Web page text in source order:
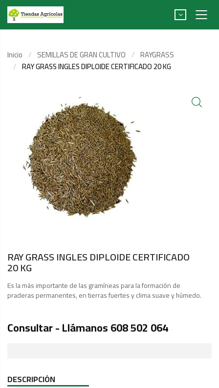
Inicio SEMILLAS DE GRAN CULTIVO
RAYGRASS
RAY GRASS INGLES DIPLOIDE CERTIFICADO 20 KG
RAY GRASS INGLES DIPLOIDE CERTIFICADO
20 KG
Es la más importante de las gramíneas para la formación de
praderas permanentes, en tierras fuertes y clima suave y húmedo.
Consultar - Llámanos 608 502 064
DESCRIPCIÓN